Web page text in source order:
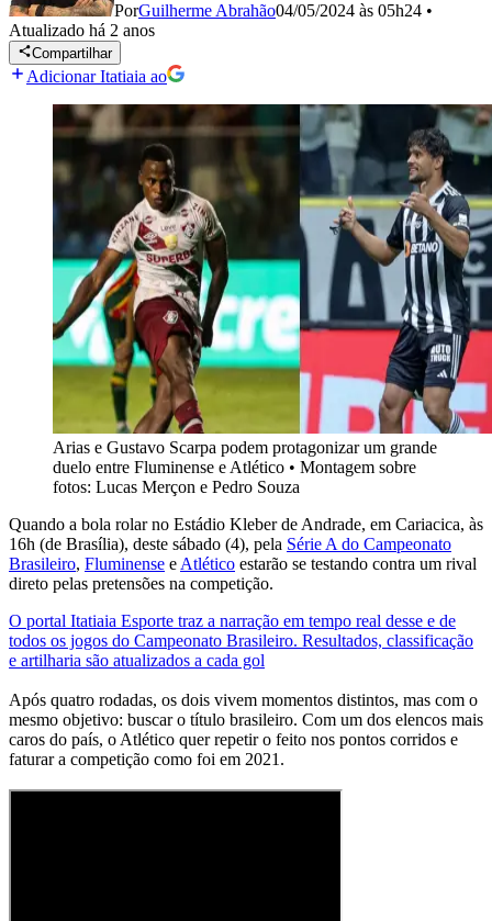
PorGuilherme Abrahão04/05/2024 às 05h24 •
Atualizado há 2 anos
Compartilhar
Adicionar Itatiaia ao
Arias e Gustavo Scarpa podem protagonizar um grande
duelo entre Fluminense e Atlético • Montagem sobre
fotos: Lucas Merçon e Pedro Souza
Quando a bola rolar no Estádio Kleber de Andrade, em Cariacica, às
16h (de Brasília), deste sábado (4), pela Série A do Campeonato
Brasileiro, Fluminense e Atlético estarão se testando contra um rival
direto pelas pretensões na competição.
O portal Itatiaia Esporte traz a narração em tempo real desse e de
todos os jogos do Campeonato Brasileiro. Resultados, classificação
e artilharia são atualizados a cada gol
Após quatro rodadas, os dois vivem momentos distintos, mas com o
mesmo objetivo: buscar o título brasileiro. Com um dos elencos mais
caros do país, o Atlético quer repetir o feito nos pontos corridos e
faturar a competição como foi em 2021.